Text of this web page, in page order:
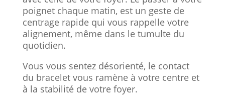
poignet chaque matin, est un geste de
centrage rapide qui vous rappelle votre
alignement, même dans le tumulte du
quotidien.
Vous vous sentez désorienté, le contact
du bracelet vous ramène à votre centre et
à la stabilité de votre foyer.